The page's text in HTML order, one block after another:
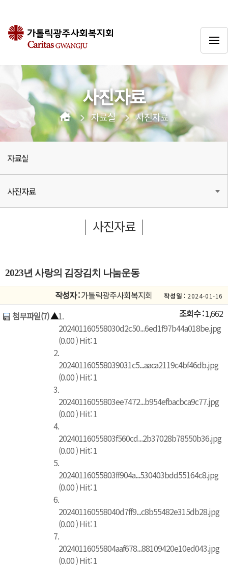
사진자료
자료실 사진자료
자료실
사진자료
사진자료
2023년 사랑의 김장김치 나눔운동
작성자 :가톨릭광주사회복지회 작성일 : 2024-01-16
조회수 :1,662
첨부파일(7)▲1.
202401160558030d2c50...6ed1f97b44a018be.jpg
(0.00 ) Hit: 1
2.
202401160558039031c5...aaca2119c4bf46db.jpg
(0.00 ) Hit: 1
3.
20240116055803ee7472...b954efbacbca9c77.jpg
(0.00 ) Hit: 1
4.
20240116055803f560cd...2b37028b78550b36.jpg
(0.00 ) Hit: 1
5.
20240116055803ff904a...530403bdd55164c8.jpg
(0.00 ) Hit: 1
6.
202401160558040d7ff9...c8b55482e315db28.jpg
(0.00 ) Hit: 1
7.
20240116055804aaf678...88109420e10ed043.jpg
(0.00 ) Hit: 1